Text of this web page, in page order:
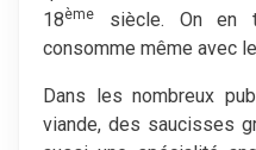
18ème
siècle. On en
consomme même avec
Dans les nombreux
viande, des saucisses